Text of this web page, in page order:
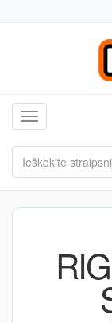
Toggle navigation